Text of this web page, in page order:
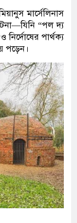
মার্সেলিনাস
“পল দ্য
পার্থক্য
পড়েন।